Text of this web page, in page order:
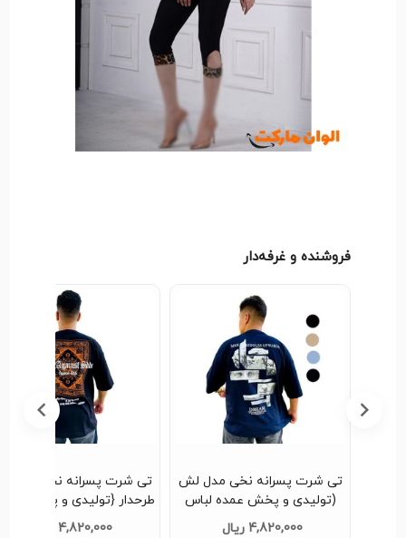
فروشنده و غرفه‌دار
تی شرت پسرانه نخی مدل لش
(تولیدی و پخش عمده لباس
مردانه)A295
4,820,000 ریال
تی شرت پسرانه نخی مدل
طرحدار {تولیدی و پخش
مردانه}A293
4,820,000 ریال